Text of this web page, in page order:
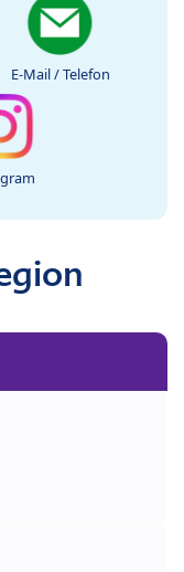
E-Mail / Telefon